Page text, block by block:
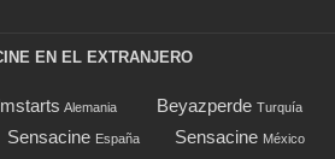
EN EL EXTRANJERO
Alemania Beyazperde Turquía
Sensacine España Sensacine México